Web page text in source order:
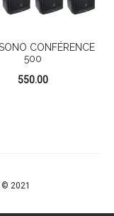
CONFÉRENCE
500
550.00
2021